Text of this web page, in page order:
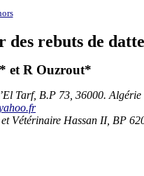
rebuts de
et R Ouzrout*
Tarf, B.P 73, 36000. Algérie
Vétérinaire Hassan II, BP